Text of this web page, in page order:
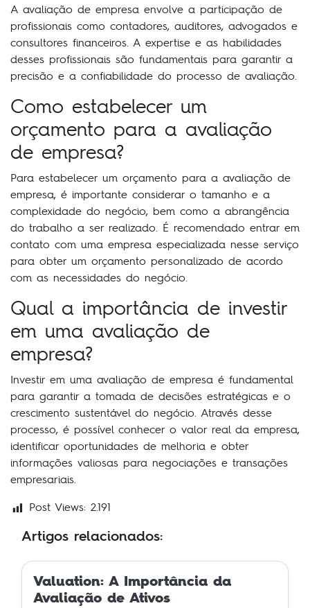
A avaliação de empresa envolve a participação de
profissionais como contadores, auditores, advogados e
consultores financeiros. A expertise e as habilidades
desses profissionais são fundamentais para garantir a
precisão e a confiabilidade do processo de avaliação.
Como estabelecer um
orçamento para a avaliação
de empresa?
Para estabelecer um orçamento para a avaliação de
empresa, é importante considerar o tamanho e a
complexidade do negócio, bem como a abrangência
do trabalho a ser realizado. É recomendado entrar em
contato com uma empresa especializada nesse serviço
para obter um orçamento personalizado de acordo
com as necessidades do negócio.
Qual a importância de investir
em uma avaliação de
empresa?
Investir em uma avaliação de empresa é fundamental
para garantir a tomada de decisões estratégicas e o
crescimento sustentável do negócio. Através desse
processo, é possível conhecer o valor real da empresa,
identificar oportunidades de melhoria e obter
informações valiosas para negociações e transações
empresariais.
Post Views: 2.191
Artigos relacionados:
Valuation: A Importância da
Avaliação de Ativos